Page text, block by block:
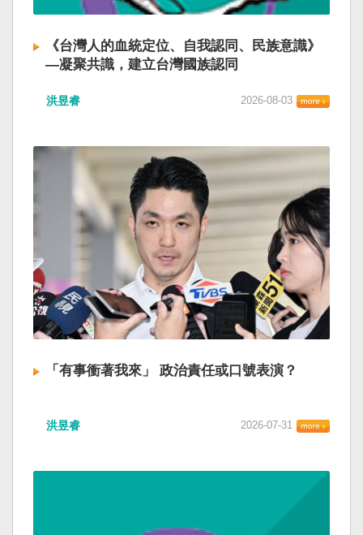
《台灣人的血統定位、自我認同、民族意識》
—凝聚共識，建立台灣國族認同
洪昱睿 2026-08-03
「有事衝著我來」 政治責任或口號表演？
洪昱睿 2026-07-31